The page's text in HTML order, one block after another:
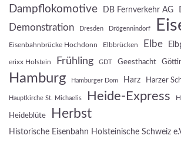
Dampflokomotive DB Fernverkehr AG
Demonstration Dresden Drögennindorf
Eisenbahnbrücke Hochdonn Elbbrücken Elbe
erixx Holstein Frühling GDT Geesthacht
Hamburg Hamburger Dom Harz Harzer
Hauptkirche St. Michaelis Heide-Express
Heideblüte Herbst
Historische Eisenbahn Holsteinische Schweiz